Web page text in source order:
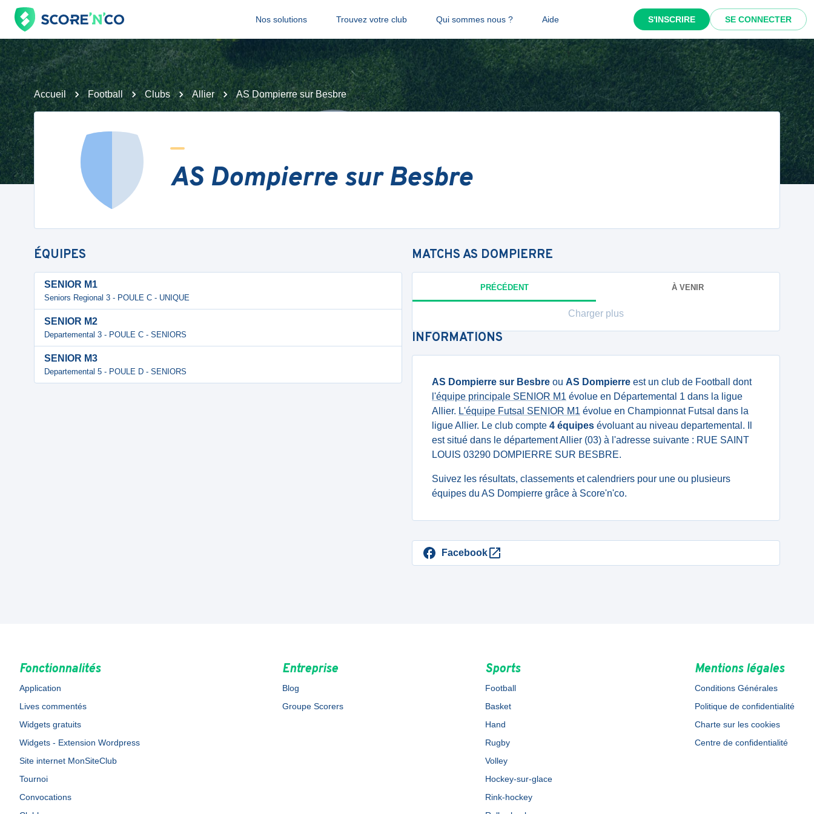
Nos solutions Trouvez votre club Qui sommes nous ? Aide S'INSCRIRE SE CONNECTER
Accueil Football Clubs Allier AS Dompierre sur Besbre
AS Dompierre sur Besbre
ÉQUIPES
SENIOR M1
Seniors Regional 3 - POULE C - UNIQUE
SENIOR M2
Departemental 3 - POULE C - SENIORS
SENIOR M3
Departemental 5 - POULE D - SENIORS
MATCHSAS DOMPIERRE
PRÉCÉDENT À VENIR
Charger plus
INFORMATIONS
AS Dompierre sur Besbre ou AS Dompierre est un club de Football dont
l'équipe principale SENIOR M1 évolue en Départemental 1 dans la ligue
Allier. L'équipe Futsal SENIOR M1 évolue en Championnat Futsal dans la
ligue Allier. Le club compte 4 équipes évoluant au niveau departemental. Il
est situé dans le département Allier (03) à l'adresse suivante : RUE SAINT
LOUIS 03290 DOMPIERRE SUR BESBRE.
Suivez les résultats, classements et calendriers pour une ou plusieurs
équipes du AS Dompierre grâce à Score'n'co.
Facebook
Fonctionnalités
Application
Lives commentés
Widgets gratuits
Widgets - Extension Wordpress
Site internet MonSiteClub
Tournoi
Convocations
Entreprise
Blog
Groupe Scorers
Sports
Football
Basket
Hand
Rugby
Volley
Hockey-sur-glace
Rink-hockey
Mentions légales
Conditions Générales
Politique de confidentialité
Charte sur les cookies
Centre de confidentialité